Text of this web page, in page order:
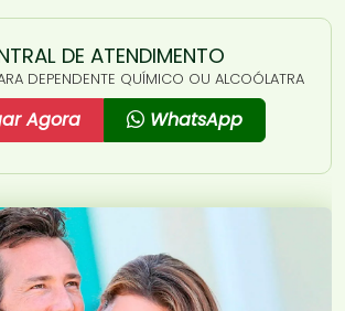
DE ATENDIMENTO
DEPENDENTE QUÍMICO OU ALCOÓLATRA
Agora WhatsApp